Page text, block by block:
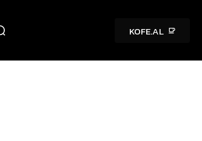
KOFE.AL